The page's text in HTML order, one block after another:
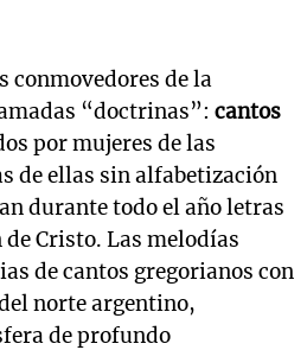
conmovedores de la
“doctrinas”: cantos
por mujeres de las
de ellas sin alfabetización
durante todo el año letras
Cristo. Las melodías
de cantos gregorianos con
norte argentino,
de profundo